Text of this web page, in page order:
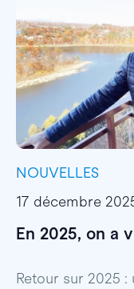
NOUVELLES
17 décembre
En 2025, on a
Retour sur 2025 :